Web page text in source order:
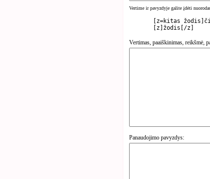
Vertime ir pavyzdyje galite įdėti
Vertimas, paaiškinimas, reikšmė,
Panaudojimo pavyzdys: